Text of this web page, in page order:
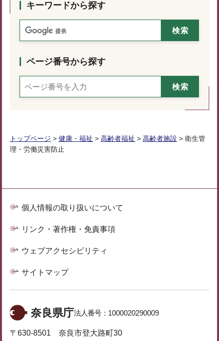
キーワードから探す
ページ番号から探す
トップページ > 健康・福祉 > 高齢者福祉 > 高齢者施設 > 衛生管
理・労働災害防止
個人情報の取り扱いについて
リンク・著作権・免責事項
ウェブアクセシビリティ
サイトマップ
奈良県庁法人番号： 1000020290009
〒630-8501 奈良市登大路町30